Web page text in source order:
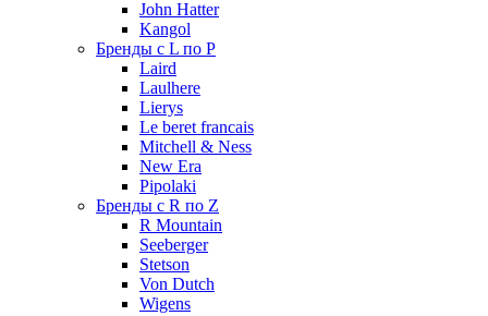
John Hatter
Kangol
Бренды с L по P
Laird
Laulhere
Lierys
Le beret francais
Mitchell & Ness
New Era
Pipolaki
Бренды с R по Z
R Mountain
Seeberger
Stetson
Von Dutch
Wigens